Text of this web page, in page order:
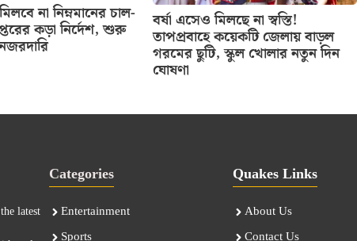
না নিম্নমানের চাল-
কড়া নির্দেশ, শুরু বর্ষা এসেও মিলছে না স্বস্তি!
তাপপ্রবাহে কয়েকটি জেলায় বাড়ল
গরমের ছুটি, স্কুল খোলার নতুন দিন
ঘোষণা
latest
Categories
Entertainment
Quakes Links
About Us